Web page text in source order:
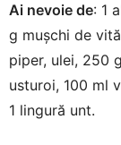
Ai nevoie de: 1
g mușchi de
piper, ulei, 250
usturoi, 100 ml
1 lingură unt.